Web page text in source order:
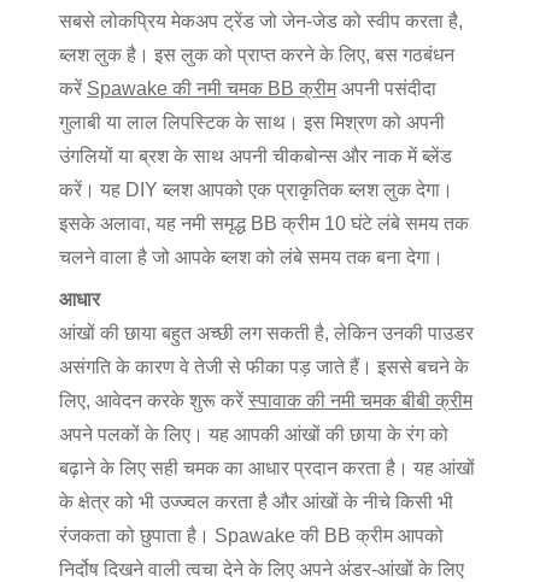
सबसे लोकप्रिय मेकअप ट्रेंड जो जेन-जेड को स्वीप करता है,
ब्लश लुक है। इस लुक को प्राप्त करने के लिए, बस गठबंधन
करें Spawake की नमी चमक BB क्रीमअपनी पसंदीदा
गुलाबी या लाल लिपस्टिक के साथ। इस मिश्रण को अपनी
उंगलियों या ब्रश के साथ अपनी चीकबोन्स और नाक में ब्लेंड
करें। यह DIY ब्लश आपको एक प्राकृतिक ब्लश लुक देगा।
इसके अलावा, यह नमी समृद्ध BB क्रीम 10 घंटे लंबे समय तक
चलने वाला है जो आपके ब्लश को लंबे समय तक बना देगा।
आधार
आंखों की छाया बहुत अच्छी लग सकती है, लेकिन उनकी पाउडर
असंगति के कारण वे तेजी से फीका पड़ जाते हैं। इससे बचने के
लिए, आवेदन करके शुरू करें स्पावाक की नमी चमक बीबी क्रीम
अपने पलकों के लिए। यह आपकी आंखों की छाया के रंग को
बढ़ाने के लिए सही चमक का आधार प्रदान करता है। यह आंखों
के क्षेत्र को भी उज्ज्वल करता है और आंखों के नीचे किसी भी
रंजकता को छुपाता है। Spawake की BB क्रीम आपको
निर्दोष दिखने वाली त्वचा देने के लिए अपने अंडर-आंखों के लिए